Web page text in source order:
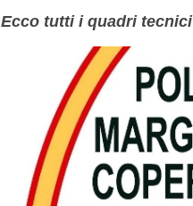
Ecco tutti i quadri